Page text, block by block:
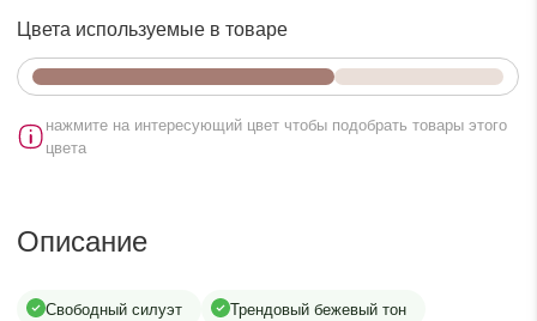
Цвета используемые в товаре
нажмите на интересующий цвет чтобы подобрать товары этого
цвета
Описание
Свободный силуэт
Трендовый бежевый тон